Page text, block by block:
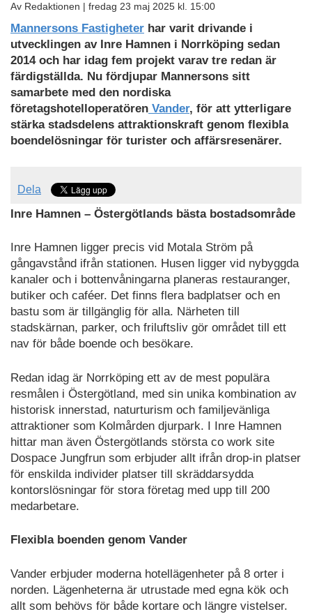
Av Redaktionen | fredag 23 maj 2025 kl. 15:00
Ladda
ned
som
PDF
Mannersons Fastigheter har varit drivande i
utvecklingen av Inre Hamnen i Norrköping sedan
2014 och har idag fem projekt varav tre redan är
färdigställda. Nu fördjupar Mannersons sitt
samarbete med den nordiska
företagshotelloperatören Vander, för att ytterligare
stärka stadsdelens attraktionskraft genom flexibla
boendelösningar för turister och affärsresenärer.
Dela
Inre Hamnen – Östergötlands bästa bostadsområde
Inre Hamnen ligger precis vid Motala Ström på
gångavstånd ifrån stationen. Husen ligger vid nybyggda
kanaler och i bottenvåningarna planeras restauranger,
butiker och caféer. Det finns flera badplatser och en
bastu som är tillgänglig för alla. Närheten till
stadskärnan, parker, och friluftsliv gör området till ett
nav för både boende och besökare.
Redan idag är Norrköping ett av de mest populära
resmålen i Östergötland, med sin unika kombination av
historisk innerstad, naturturism och familjevänliga
attraktioner som Kolmården djurpark. I Inre Hamnen
hittar man även Östergötlands största co work site
Dospace Jungfrun som erbjuder allt ifrån drop-in platser
för enskilda individer platser till skräddarsydda
kontorslösningar för stora företag med upp till 200
medarbetare.
Flexibla boenden genom Vander
Vander erbjuder moderna hotellägenheter på 8 orter i
norden. Lägenheterna är utrustade med egna kök och
allt som behövs för både kortare och längre vistelser.